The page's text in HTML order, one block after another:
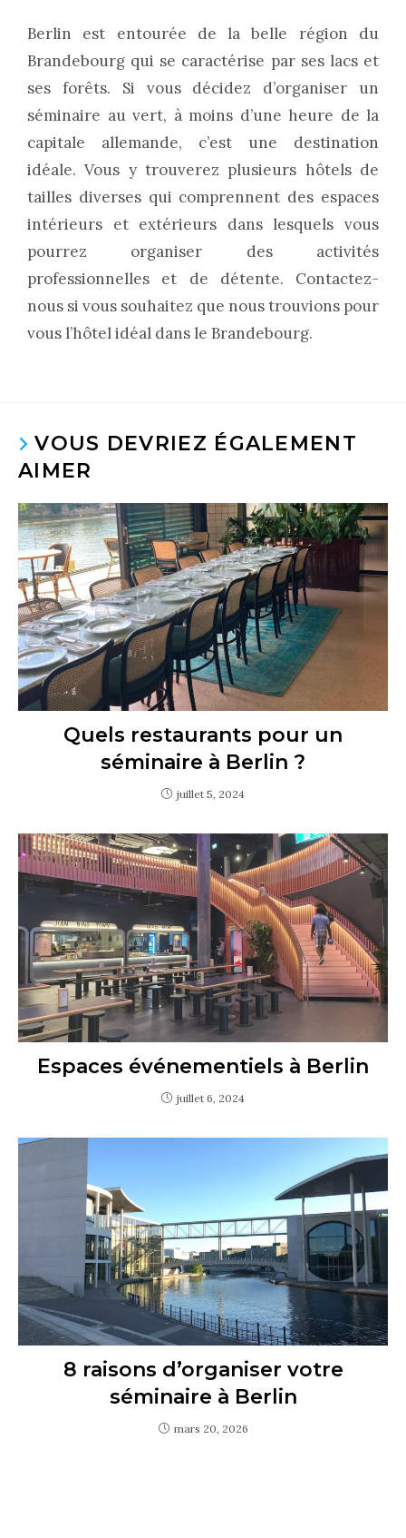
Berlin est entourée de la belle région du
Brandebourg qui se caractérise par ses lacs et
ses forêts. Si vous décidez d’organiser un
séminaire au vert, à moins d’une heure de la
capitale allemande, c’est une destination
idéale. Vous y trouverez plusieurs hôtels de
tailles diverses qui comprennent des espaces
intérieurs et extérieurs dans lesquels vous
pourrez organiser des activités
professionnelles et de détente. Contactez-
nous si vous souhaitez que nous trouvions pour
vous l’hôtel idéal dans le Brandebourg.
VOUS DEVRIEZ ÉGALEMENT
AIMER
Quels restaurants pour un
séminaire à Berlin ?
juillet 5, 2024
Espaces événementiels à Berlin
juillet 6, 2024
8 raisons d’organiser votre
séminaire à Berlin
mars 20, 2026